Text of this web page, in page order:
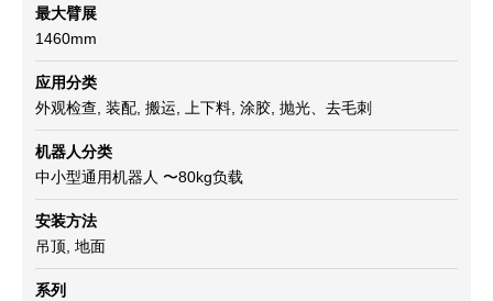
最大臂展
1460mm
应用分类
外观检查, 装配, 搬运, 上下料, 涂胶, 抛光、去毛刺
机器人分类
中小型通用机器人 〜80kg负载
安装方法
吊顶, 地面
系列